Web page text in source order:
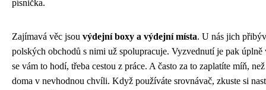
písnička.
Zajímavá věc jsou výdejní boxy a výdejní místa. U nás jich
polských obchodů s nimi už spolupracuje. Vyzvednutí je pak úplně
se vám to hodí, třeba cestou z práce. A často za to zaplatíte míň,
doma v nevhodnou chvíli. Když používáte srovnávač, zkuste si